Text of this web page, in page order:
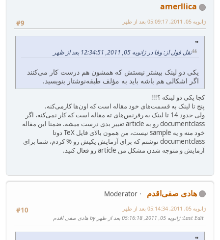
amerllica
#9 ژانویه 05, 2011, 05:09:17 بعد از ظهر
نقل قول از: وفا در ژانویه 05, 2011, 12:34:51 بعد از ظهر
یکی دو لینک بیشتر نیستش که همشون هم درست کار می‌کنند
اگر اشکالی هم باشه باید به مؤلف طبقه‌نوشتار بنویسید.
کجا یکی دو لینکه ؟!!!
پنج تا لینک به قسمت‌های خود مقاله است که اون‌ها کارمی‌کنه.
ولی حدود 14 تا لینک به رفرنس‌های ته مقاله است که کار نمی‌کنه، اگر
documentclass رو به article تغییر بدی درست میشه. ضمنا این مقاله
خود منه و یه sample نیست، من همون بالای فایل TeX دوتا
documentclass نوشتم که برای آزمایش یکیش رو % کردم، شما برای
آزمایش و متوجه شدن مشکل من article رو فعال کنید.
هادی صفی‌اقدم
Moderator
#10
ژانویه 05, 2011, 05:14:34 بعد از ظهر
Last Edit: ژانویه 05, 2011, 05:16:18 بعد از ظهر by هادی صفی اقدم